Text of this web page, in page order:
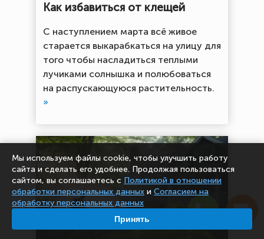
Как избавиться от клещей
С наступлением марта всё живое
старается выкарабкаться на улицу для
того чтобы насладиться теплыми
лучиками солнышка и полюбоваться
на распускающуюся растительность.
»
Мы используем файлы cookie, чтобы улучшить работу
сайта и сделать его удобнее. Продолжая пользоваться
сайтом, вы соглашаетесь с Политикой в отношении
обработки персональных данных и Согласием на
обработку персональных данных
Принять